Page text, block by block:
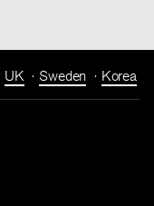
UK Sweden Korea